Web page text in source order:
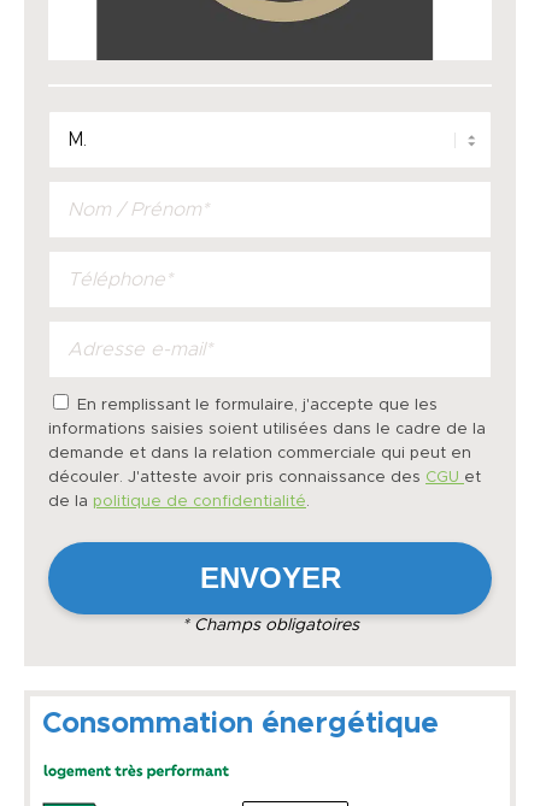
En remplissant le formulaire, j'accepte que les
informations saisies soient utilisées dans le cadre de la
demande et dans la relation commerciale qui peut en
découler. J'atteste avoir pris connaissance des CGU et
de la politique de confidentialité
* Champs obligatoires
Consommation énergétique